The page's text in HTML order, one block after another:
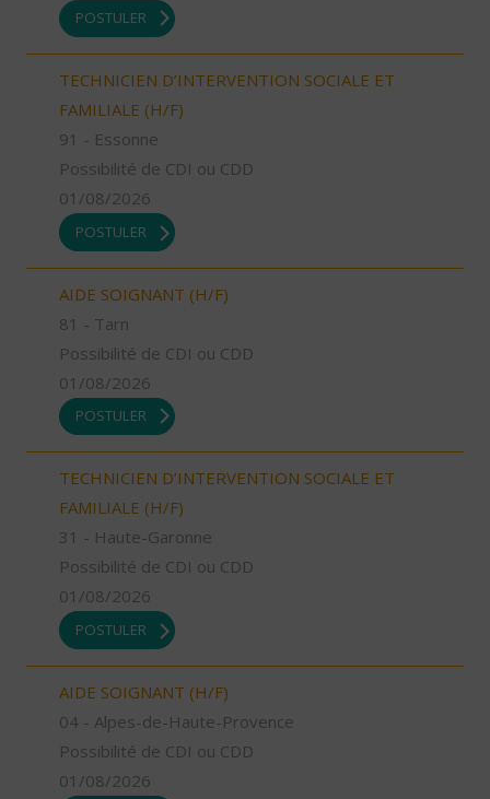
POSTULER
TECHNICIEN D’INTERVENTION SOCIALE ET
FAMILIALE (H/F)
91 - Essonne
Possibilité de CDI ou CDD
01/08/2026
POSTULER
AIDE SOIGNANT (H/F)
81 - Tarn
Possibilité de CDI ou CDD
01/08/2026
POSTULER
TECHNICIEN D’INTERVENTION SOCIALE ET
FAMILIALE (H/F)
31 - Haute-Garonne
Possibilité de CDI ou CDD
01/08/2026
POSTULER
AIDE SOIGNANT (H/F)
04 - Alpes-de-Haute-Provence
Possibilité de CDI ou CDD
01/08/2026